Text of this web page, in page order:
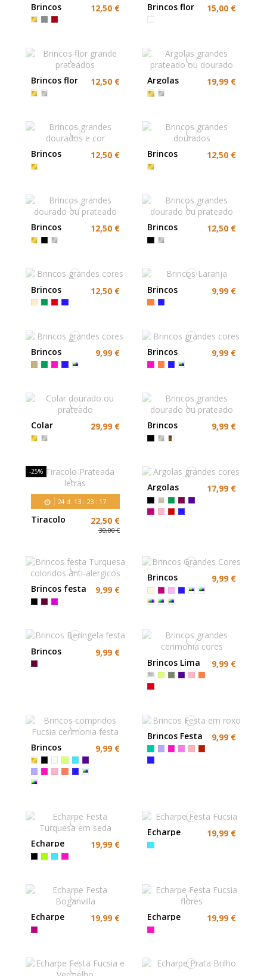
Brincos
Dourados
grandes
12,50 €
Brincos flor
grandes
dourados e
15,00 €
Brincos flor
grande
prateados
12,50 €
Argolas
grandes
prateado ou
19,99 €
Brincos
grandes
dourados e
12,50 €
Brincos
grandes
dourados
12,50 €
Brincos
grandes
dourado ou
12,50 €
Brincos
grandes
dourado ou
12,50 €
Brincos
grandes
cores
12,50 €
Brincos
Laranja
9,99 €
Brincos
grandes cores
9,99 €
Brincos
grandes cores
9,99 €
Colar
dourado ou
prateado
29,99 €
Brincos
grandes
dourado ou
9,99 €
-25%
24d. 13: 23: 16
Tiracolo
22,50 €
30,00 €
Argolas
grandes
cores
17,99 €
Brincos festa
Turquesa
coloridos
9,99 €
Brincos
Grandes
Cores
9,99 €
Brincos
Beringela
festa
9,99 €
Brincos Lima
Cerimonia
Compridos
9,99 €
Brincos
compridos
Fucsia
cerimonia
festa
9,99 €
Brincos Festa
em roxo
9,99 €
Echarpe
Festa
Turquesa
19,99 €
Echarpe
Festa Fucsia
19,99 €
Echarpe
Festa
Boganvilla
19,99 €
Echarpe
Festa Fucsia
flores
19,99 €